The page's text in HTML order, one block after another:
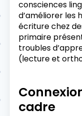
consciences
d’améliorer les
écriture chez
primaire
troubles
(lecture et
cadre